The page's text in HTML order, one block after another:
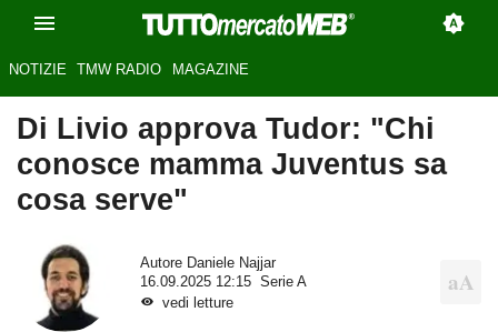
NOTIZIE TMW RADIO MAGAZINE
Di Livio approva Tudor: "Chi
conosce mamma Juventus sa
cosa serve"
Autore Daniele Najjar
16.09.2025 12:15
Serie A
vedi letture